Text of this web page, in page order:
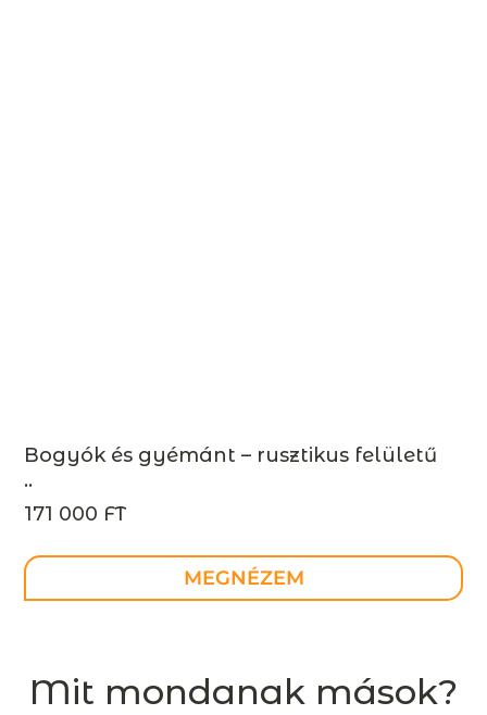
Bogyók és gyémánt – rusztikus felületű
..
171 000 FT
MEGNÉZEM
Mit mondanak mások?